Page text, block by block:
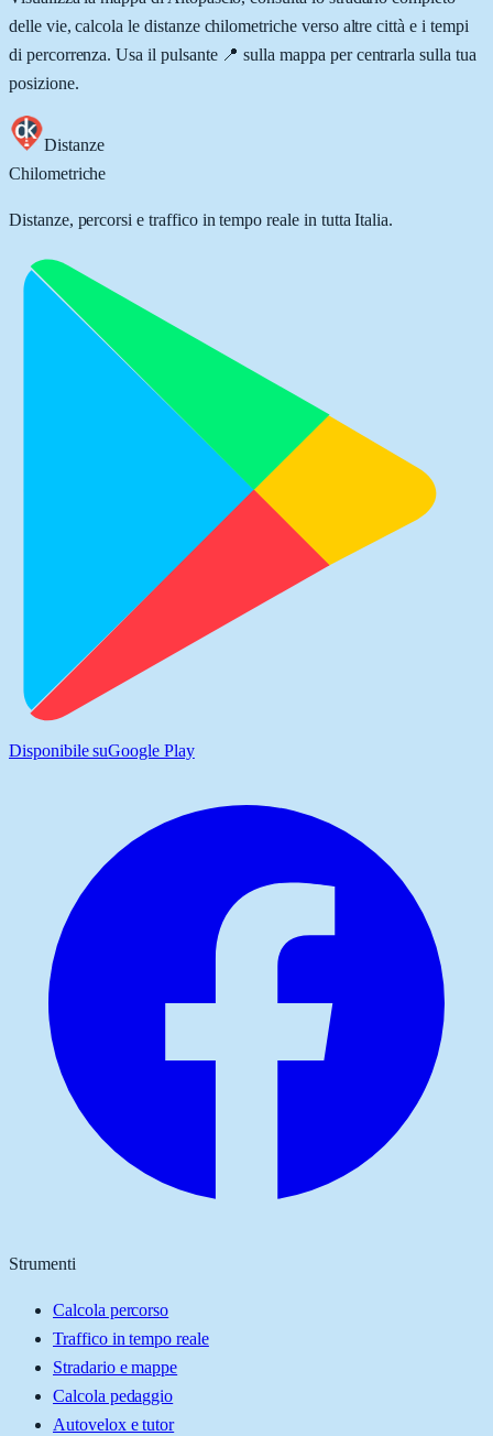
delle vie, calcola le distanze chilometriche verso altre città e i tempi
di percorrenza. Usa il pulsante 📍 sulla mappa per centrarla sulla tua
posizione.
Distanze
Chilometriche
Distanze, percorsi e traffico in tempo reale in tutta Italia.
Disponibile suGoogle Play
Strumenti
Calcola percorso
Traffico in tempo reale
Stradario e mappe
Calcola pedaggio
Autovelox e tutor